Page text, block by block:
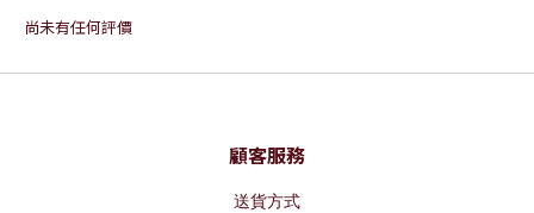
尚未有任何評價
顧客服務
送貨方式